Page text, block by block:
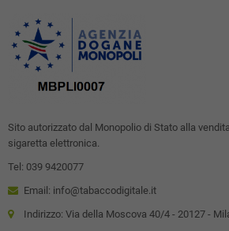
Sito autorizzato dal Monopolio di Stato alla
sigaretta elettronica.
Tel: 039 9420077
Email: info@tabaccodigitale.it
Indirizzo: Via della Moscova 40/4 - 20127 -